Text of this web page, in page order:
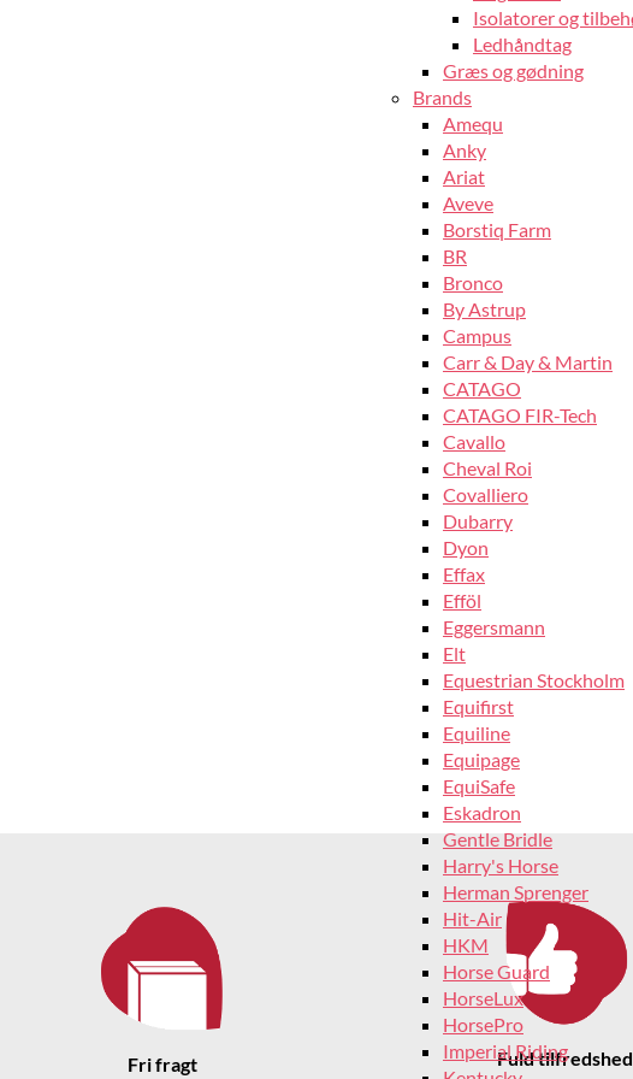
Isolatorer og
Ledhåndtag
Græs og gødning
Brands
Amequ
Anky
Ariat
Aveve
Borstiq Farm
BR
Bronco
By Astrup
Campus
Carr & Day & Martin
CATAGO
CATAGO FIR-Tech
Cavallo
Cheval Roi
Covalliero
Dubarry
Dyon
Effax
Efföl
Eggersmann
Elt
Equestrian Stockholm
Equifirst
Equiline
Equipage
EquiSafe
Eskadron
Gentle Bridle
Harry's Horse
Herman Sprenger
Hit-Air
HKM
Horse Guard
HorseLux
HorsePro
Imperial Riding
Fri fragt
Fuld tilfredshed